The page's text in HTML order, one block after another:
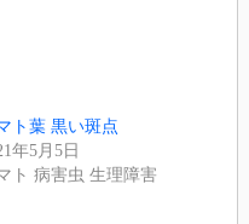
ト葉 黒い斑点
年5月5日
ト 病害虫 生理障害